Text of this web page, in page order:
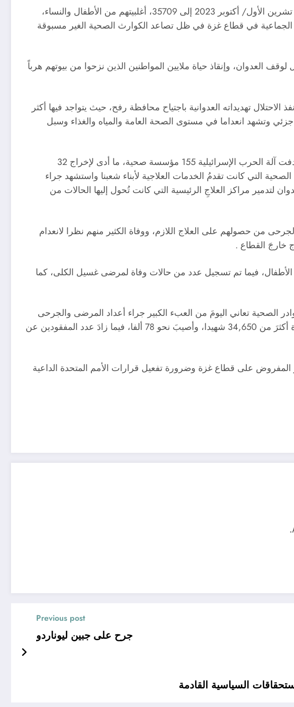
وفي حصيلة غير نهائية، ارتفع عدد الشهداء في قطاع غزة منذ بدء العدوان الإسرائيلي في السابع من تشرين الأول/ أكتوبر 2023 إلى 35709، أغلبيتهم من الأطفال والنساء،
الإبادة الجماعية في قطاع غزة في ظل تصاعد الكوارث الصحية الغير مسبوقة
العدوان، وإنقاذ حياة ملايين المواطنين الذين نزحوا من بيوتهم هرباً
تهديداته العدوانية باجتياح محافظة رفح، حيث يتواجد فيها أكثر
هربا من القصف، ولا تعمل فيها سوى 3 مستشفيات بشكل جزئي وتشهد انعداما في مستوى الصحة العامة والمياه والغذاء وسبل
قوات الاحتلال الإسرائيلي تتعمد يوميا استهدافَ مراكزَ وكوادر العلاج والإسعاف والمرضى، فقد استهدفت آلة الحرب الإسرائيلية 155 مؤسسة صحية، ما أدى لإخراج 32
يشكل مجملَ المنظومةَ الصحية التي كانت تقدمُ الخدمات العلاجية لأبناء شعبنا واستشهد جراء
سلطات الاحتلال 309 كوادر، وأصيب أكثر من 1500، كما أدى العدوان لتدمير مراكز العلاجِ الرئيسية التي كانت تُحول إليها الحالات من
من حصولهم على العلاج اللازم، ووفاة الكثير منهم نظرا لانعدام
خارجَ القطاع .
والجفاف، غالبيتهم من الأطفال، فيما تم تسجيل عدد من حالات وفاة لمرضى غسيل الكلى، كما
والكوادر الصحية تعاني اليومَ من العبء الكبير جراء أعداد المرضى والجرحى
الكبيرة، ومع دخول العدوانِ الإسرائيلي الشهرَ السابع بشكلٍ متواصل، بلغ عدد الشهداء في قطاع غزة أكثرَ من 34,650 شهيدا، وأصيبَ نحو 78 ألفا، فيما زادَ عدد المفقودين عن
المفروض على قطاع غزة وضرورة تفعيل قرارات الأمم المتحدة الداعية
Previous post
جرح على جبين ليوناردو